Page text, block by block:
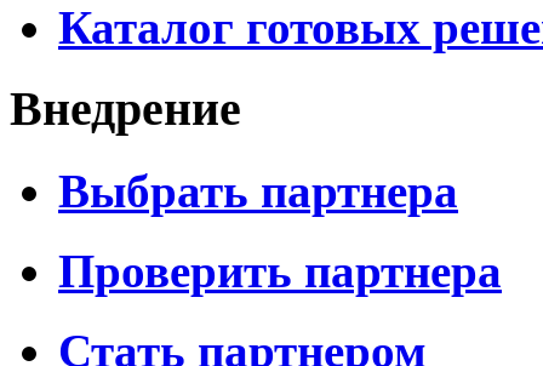
Каталог готовых
Внедрение
Выбрать партнера
Проверить партнера
Стать партнером